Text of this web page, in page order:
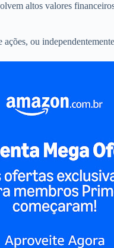
altos valores
ou